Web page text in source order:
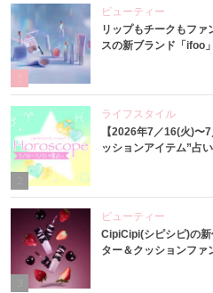
ビューティー
リップもチークもフ
スの新ブランド「ifoo
ライフスタイル
【2026年7／16(火)〜
ッションアイテム”占
3
ビューティー
CipiCipi(シピシピ)の
ター＆クッションフ